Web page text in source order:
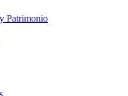
Patrimonio